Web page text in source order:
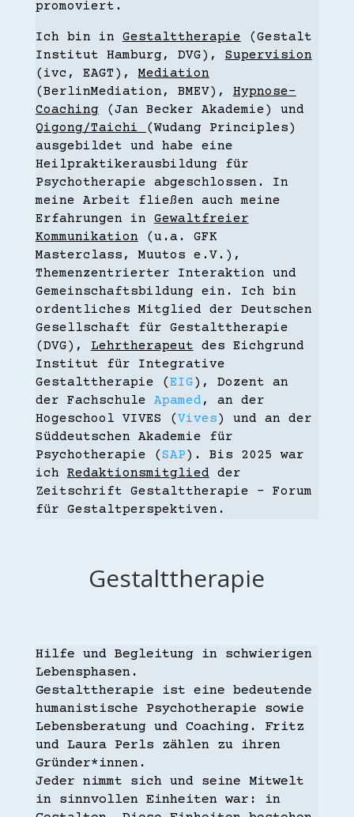
promoviert.
Ich bin in Gestalttherapie (Gestalt
Institut Hamburg, DVG), Supervision
(ivc, EAGT), Mediation
(BerlinMediation, BMEV), Hypnose-
Coaching (Jan Becker Akademie) und
Qigong/Taichi
(Wudang Principles)
ausgebildet und habe eine
Heilpraktikerausbildung für
Psychotherapie abgeschlossen. In
meine Arbeit fließen auch meine
Erfahrungen in Gewaltfreier
Kommunikation (u.a. GFK
Masterclass, Muutos e.V.),
Themenzentrierter Interaktion und
Gemeinschaftsbildung ein. Ich bin
ordentliches Mitglied der Deutschen
Gesellschaft für Gestalttherapie
(DVG), Lehrtherapeut des Eichgrund
Institut für Integrative
Gestalttherapie (EIG), Dozent an
der Fachschule Apamed , an der
Hogeschool VIVES (Vives) und an der
Süddeutschen Akademie für
Psychotherapie (SAP). Bis 2025 war
ich Redaktionsmitglied der
Zeitschrift Gestalttherapie – Forum
für Gestaltperspektiven.
Gestalttherapie
Hilfe und Begleitung in schwierigen
Lebensphasen.
Gestalttherapie ist eine bedeutende
humanistische Psychotherapie sowie
Lebensberatung und Coaching. Fritz
und Laura Perls zählen zu ihren
Gründer*innen.
Jeder nimmt sich und seine Mitwelt
in sinnvollen Einheiten war: in